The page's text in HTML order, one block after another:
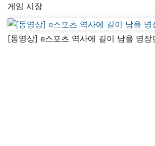
게임 시장
[동영상] e스포츠 역사에 길이 남을 명장